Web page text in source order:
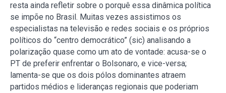
resta ainda refletir sobre o porquê essa dinâmica política
se impõe no Brasil. Muitas vezes assistimos os
especialistas na televisão e redes sociais e os próprios
políticos do “centro democrático” (sic) analisando a
polarização quase como um ato de vontade: acusa-se o
PT de preferir enfrentar o Bolsonaro, e vice-versa;
lamenta-se que os dois pólos dominantes atraem
partidos médios e lideranças regionais que poderiam